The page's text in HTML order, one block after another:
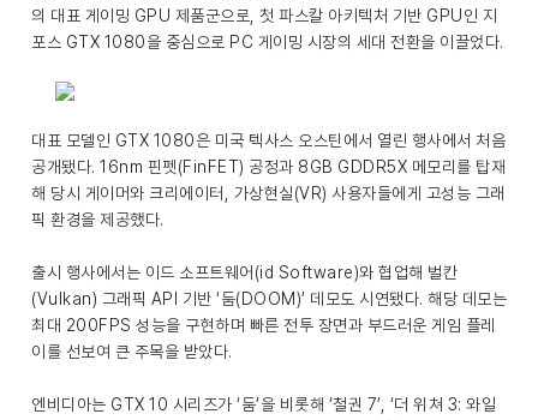
의 대표 게이밍 GPU 제품군으로, 첫 파스칼 아키텍처 기반 GPU인 지
포스 GTX 1080을 중심으로 PC 게이밍 시장의 세대 전환을 이끌었다.
대표 모델인 GTX 1080은 미국 텍사스 오스틴에서 열린 행사에서 처음
공개됐다. 16nm 핀펫(FinFET) 공정과 8GB GDDR5X 메모리를 탑재
해 당시 게이머와 크리에이터, 가상현실(VR) 사용자들에게 고성능 그래
픽 환경을 제공했다.
출시 행사에서는 이드 소프트웨어(id Software)와 협업해 벌칸
(Vulkan) 그래픽 API 기반 ‘둠(DOOM)’ 데모도 시연됐다. 해당 데모는
최대 200FPS 성능을 구현하며 빠른 전투 장면과 부드러운 게임 플레
이를 선보여 큰 주목을 받았다.
엔비디아는 GTX 10 시리즈가 ‘둠’을 비롯해 ‘철권 7’, ‘더 위쳐 3: 와일